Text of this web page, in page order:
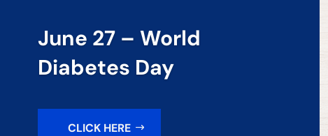
June 27 – World
Diabetes Day
CLICK HERE